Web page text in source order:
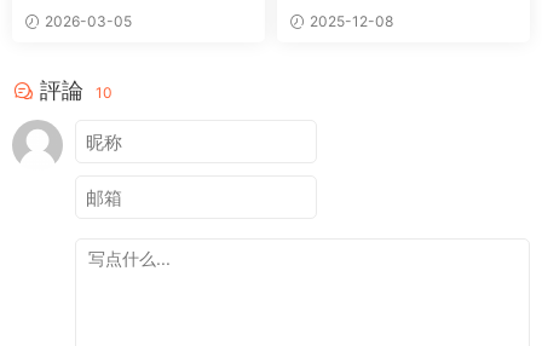
2026-03-05
播放器
2025-12-08
評論 10